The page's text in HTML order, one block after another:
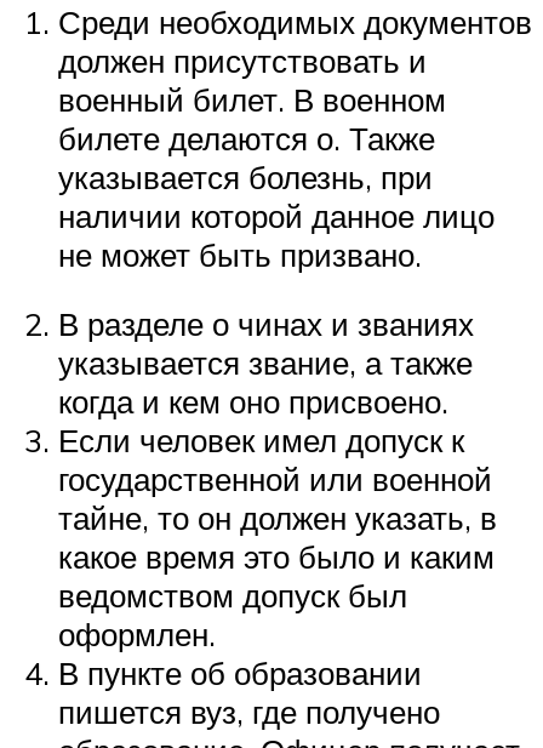
Среди необходимых документов
должен присутствовать и
военный билет. В военном
билете делаются о. Также
указывается болезнь, при
наличии которой данное лицо
не может быть призвано.
В разделе о чинах и званиях
указывается звание, а также
когда и кем оно присвоено.
Если человек имел допуск к
государственной или военной
тайне, то он должен указать, в
какое время это было и каким
ведомством допуск был
оформлен.
В пункте об образовании
пишется вуз, где получено